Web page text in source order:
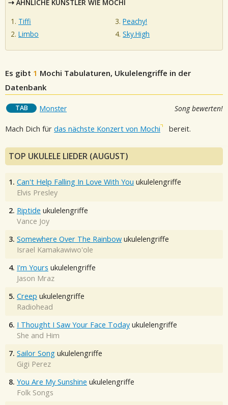
ÄHNLICHE KÜNSTLER WIE MOCHI
Tiffi
Limbo
Peachy!
Sky.High
Es gibt 1 Mochi Tabulaturen, Ukulelengriffe in der
Datenbank
TAB Monster Song bewerten!
Mach Dich für das nächste Konzert von Mochi bereit.
TOP UKULELE LIEDER (AUGUST)
1. Can't Help Falling In Love With You ukulelengriffe
Elvis Presley
2. Riptide ukulelengriffe
Vance Joy
3. Somewhere Over The Rainbow ukulelengriffe
Israel Kamakawiwo'ole
4. I'm Yours ukulelengriffe
Jason Mraz
5. Creep ukulelengriffe
Radiohead
6. I Thought I Saw Your Face Today ukulelengriffe
She and Him
7. Sailor Song ukulelengriffe
Gigi Perez
8. You Are My Sunshine ukulelengriffe
Folk Songs